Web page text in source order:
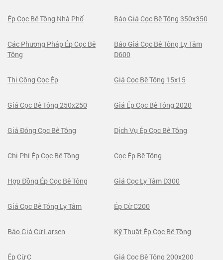
Ép Cọc Bê Tông Nhà Phố Báo Giá Cọc Bê Tông 350x350
Các Phương Pháp Ép Cọc Bê
Tông
Báo Giá Cọc Bê Tông Ly Tâm
D600
Thi Công Cọc Ép Giá Cọc Bê Tông 15x15
Giá Cọc Bê Tông 250x250 Giá Ép Cọc Bê Tông 2020
Giá Đóng Cọc Bê Tông Dịch Vụ Ép Cọc Bê Tông
Chi Phí Ép Cọc Bê Tông Cọc Ép Bê Tông
Hợp Đồng Ép Cọc Bê Tông Giá Cọc Ly Tâm D300
Giá Cọc Bê Tông Ly Tâm Ép Cừ C200
Báo Giá Cừ Larsen Kỹ Thuật Ép Cọc Bê Tông
Ép Cừ C Giá Cọc Bê Tông 200x200